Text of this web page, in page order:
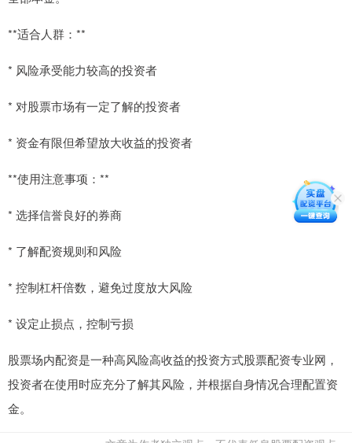
**适合人群：**
* 风险承受能力较高的投资者
* 对股票市场有一定了解的投资者
* 资金有限但希望放大收益的投资者
**使用注意事项：**
* 选择信誉良好的券商
* 了解配资规则和风险
* 控制杠杆倍数，避免过度放大风险
* 设定止损点，控制亏损
股票场内配资是一种高风险高收益的投资方式股票配资专业网，
投资者在使用时应充分了解其风险，并根据自身情况合理配置资
金。